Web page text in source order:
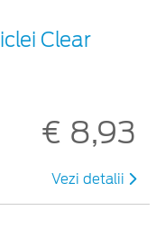
Clear
€ 8,93
Vezi detalii